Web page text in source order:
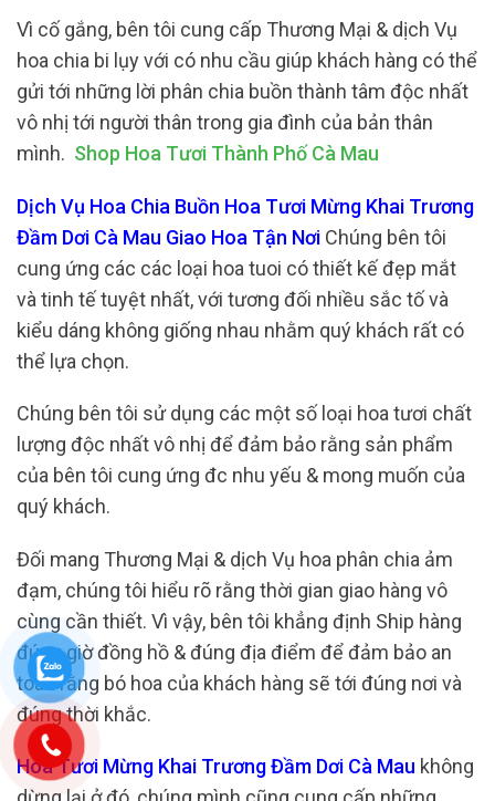
Vì cố gắng, bên tôi cung cấp Thương Mại & dịch Vụ
hoa chia bi lụy với có nhu cầu giúp khách hàng có thể
gửi tới những lời phân chia buồn thành tâm độc nhất
vô nhị tới người thân trong gia đình của bản thân
mình. Shop Hoa Tươi Thành Phố Cà Mau
Dịch Vụ Hoa Chia Buồn Hoa Tươi Mừng Khai Trương
Đầm Dơi Cà Mau Giao Hoa Tận Nơi Chúng bên tôi
cung ứng các các loại hoa tuoi có thiết kế đẹp mắt
và tinh tế tuyệt nhất, với tương đối nhiều sắc tố và
kiểu dáng không giống nhau nhằm quý khách rất có
thể lựa chọn.
Chúng bên tôi sử dụng các một số loại hoa tươi chất
lượng độc nhất vô nhị để đảm bảo rằng sản phẩm
của bên tôi cung ứng đc nhu yếu & mong muốn của
quý khách.
Đối mang Thương Mại & dịch Vụ hoa phân chia ảm
đạm, chúng tôi hiểu rõ rằng thời gian giao hàng vô
cùng cần thiết. Vì vậy, bên tôi khẳng định Ship hàng
đúng giờ đồng hồ & đúng địa điểm để đảm bảo an
toàn rằng bó hoa của khách hàng sẽ tới đúng nơi và
đúng thời khắc.
Hoa Tươi Mừng Khai Trương Đầm Dơi Cà Mau không